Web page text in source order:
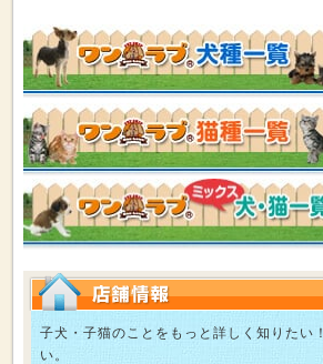
子犬・子猫のことをもっと詳しく知りたい
い。